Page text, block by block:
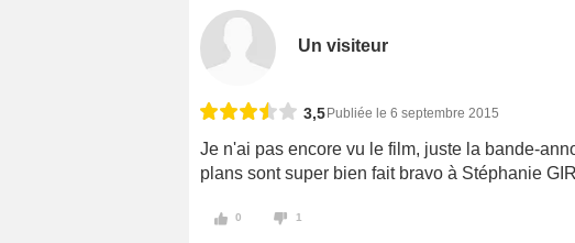
Un visiteur
3,5Publiée le 6 septembre 2015
Je n'ai pas encore vu le film, juste la bande-
plans sont super bien fait bravo à Stéphanie
0 1